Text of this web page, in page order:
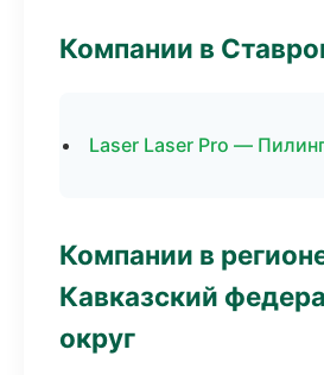
Компании в
Laser Laser Pro —
Компании в
Кавказский
округ